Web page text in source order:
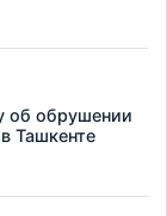
об обрушении
Ташкенте